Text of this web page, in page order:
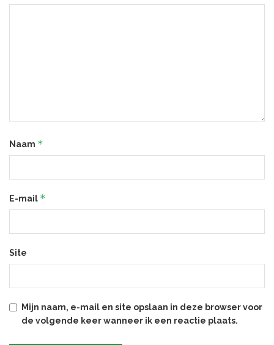
Naam *
E-mail *
Site
Mijn naam, e-mail en site opslaan in deze browser voor
de volgende keer wanneer ik een reactie plaats.